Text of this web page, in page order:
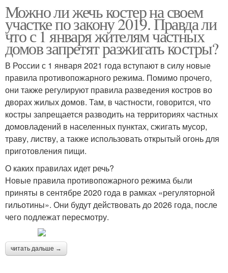
Можно ли жечь костер на своем
участке по закону 2019. Правда ли
что с 1 января жителям частных
домов запретят разжигать костры?
В России с 1 января 2021 года вступают в силу новые
правила противопожарного режима. Помимо прочего,
они также регулируют правила разведения костров во
дворах жилых домов. Там, в частности, говорится, что
костры запрещается разводить на территориях частных
домовладений в населенных пунктах, сжигать мусор,
траву, листву, а также использовать открытый огонь для
приготовления пищи.
О каких правилах идет речь?
Новые правила противопожарного режима были
приняты в сентябре 2020 года в рамках «регуляторной
гильотины». Они будут действовать до 2026 года, после
чего подлежат пересмотру.
читать дальше →